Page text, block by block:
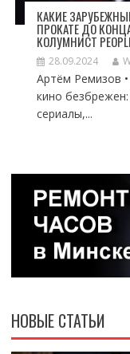
КАКИЕ
ПРОКАТЕ ДО
КОЛУМНИСТ
28.09.2024
Артём Ремизов
кино
сериалы,...
НОВЫЕ СТАТЬИ